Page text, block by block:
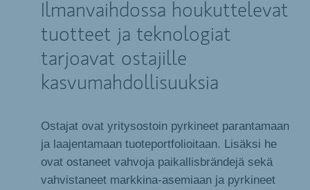
Ilmanvaihdossa houkuttelevat
tuotteet ja teknologiat
tarjoavat ostajille
kasvumahdollisuuksia
Ostajat ovat yritysostoin pyrkineet parantamaan
ja laajentamaan tuoteportfolioitaan. Lisäksi he
ovat ostaneet vahvoja paikallisbrändejä sekä
vahvistaneet markkina-asemiaan ja pyrkineet